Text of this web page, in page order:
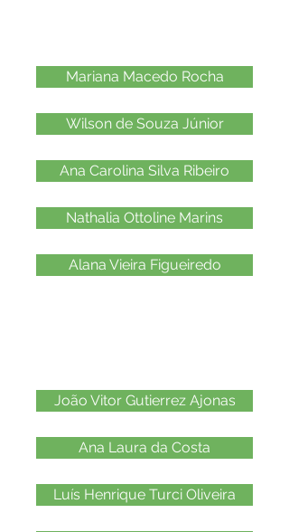
Mariana Macedo Rocha
Wilson de Souza Júnior
Ana Carolina Silva Ribeiro
Nathalia Ottoline Marins
Alana Vieira Figueiredo
João Vitor Gutierrez Ajonas
Ana Laura da Costa
Luís Henrique Turci Oliveira